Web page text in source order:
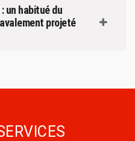
un habitué du
projeté